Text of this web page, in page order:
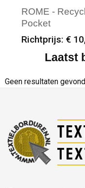
ROME -
Pocket
Richtprijs: €
Minimale
Laatst
Geen resultaten